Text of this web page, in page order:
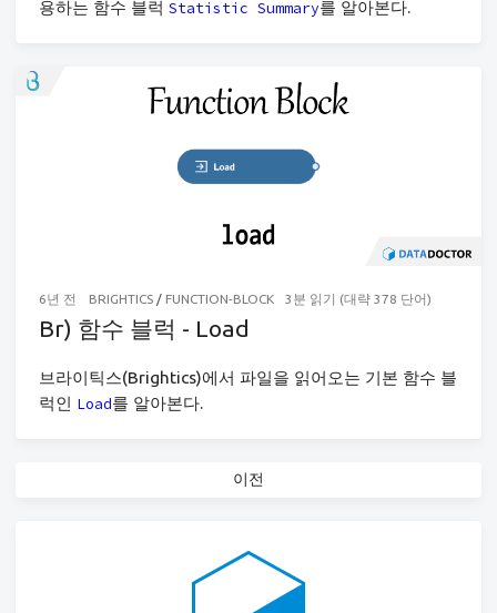
용하는 함수 블럭 Statistic Summary를 알아본다.
6년 전 BRIGHTICS/ FUNCTION-BLOCK 3분 읽기 (대략 378 단어)
Br) 함수 블럭 - Load
브라이틱스(Brightics)에서 파일을 읽어오는 기본 함수 블
럭인 Load를 알아본다.
이전